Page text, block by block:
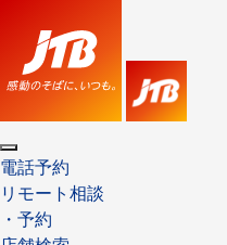
電話予約
リモート相談
・予約
条件から探す
条件から探す
ツアーを探す
海外ツアー